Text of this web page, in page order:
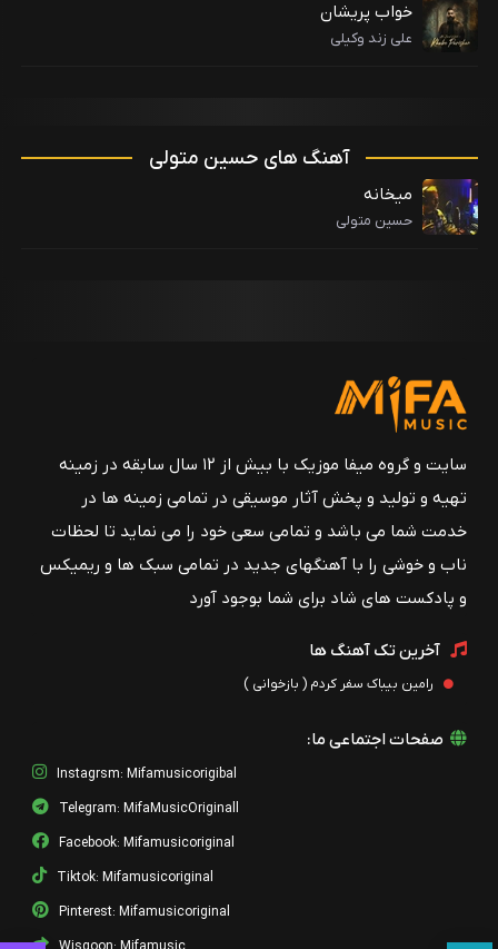
خواب پریشان
علی زند وکیلی
آهنگ های حسین متولی
میخانه
حسین متولی
سایت و گروه میفا موزیک با بیش از ۱۲ سال سابقه در زمینه
تهیه و تولید و پخش آثار موسیقی در تمامی زمینه ها در
خدمت شما می باشد و تمامی سعی خود را می نماید تا لحظات
ناب و خوشی را با آهنگهای جدید در تمامی سبک ها و ریمیکس
و پادکست های شاد برای شما بوجود آورد
آخرین تک آهنگ ها
رامین بیباک سفر کردم ( بازخوانی )
صفحات اجتماعی ما:
Instagrsm: Mifamusicorigibal
Telegram: MifaMusicOriginall
Facebook: Mifamusicoriginal
Tiktok: Mifamusicoriginal
Pinterest: Mifamusicoriginal